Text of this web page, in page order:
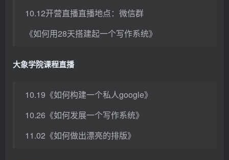
10.12开营直播直播地点：微信群
《如何用28天搭建起一个写作系统》
大象学院课程直播
10.19《如何构建一个私人google》
10.26《如何发展一个写作系统》
11.02《如何做出漂亮的排版》